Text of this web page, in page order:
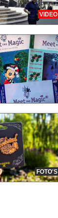
VIDEO
FOTO'S